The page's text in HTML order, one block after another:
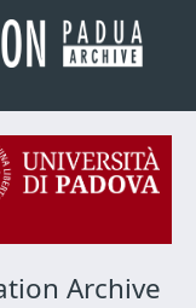
Archive